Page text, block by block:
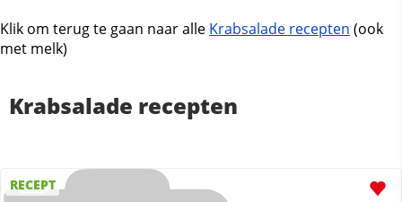
Klik om terug te gaan naar alle Krabsalade recepten (ook
met melk)
Krabsalade recepten
RECEPT